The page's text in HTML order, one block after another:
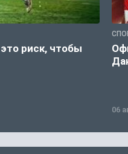
риск, чтобы
06